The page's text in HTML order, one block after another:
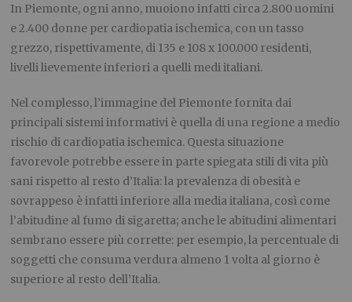
In Piemonte, ogni anno, muoiono infatti circa 2.800 uomini
e 2.400 donne per cardiopatia ischemica, con un tasso
grezzo, rispettivamente, di 135 e 108 x 100.000 residenti,
livelli lievemente inferiori a quelli medi italiani.
Nel complesso, l’immagine del Piemonte fornita dai
principali sistemi informativi è quella di una regione a medio
rischio di cardiopatia ischemica. Questa situazione
favorevole potrebbe essere in parte spiegata stili di vita più
sani rispetto al resto d’Italia: la prevalenza di obesità e
sovrappeso è infatti inferiore alla media italiana, così come
l’abitudine al fumo di sigaretta; anche le abitudini alimentari
sembrano essere più corrette: per esempio, la percentuale di
soggetti che consuma verdura almeno 1 volta al giorno è
superiore al resto dell’Italia.